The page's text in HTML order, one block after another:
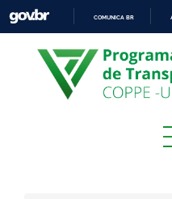
COMUNICA BR